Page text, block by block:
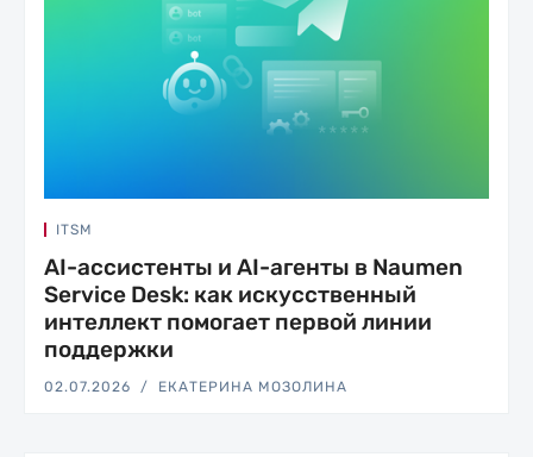
ITSM
AI-ассистенты и AI-агенты в Naumen
Service Desk: как искусственный
интеллект помогает первой линии
поддержки
02.07.2026 ЕКАТЕРИНА МОЗОЛИНА